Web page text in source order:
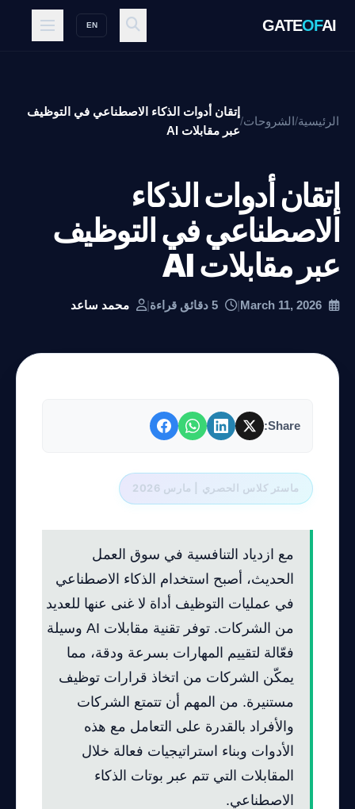
GATEOFAI
EN
الرئيسية/الشروحات/
إتقان أدوات الذكاء الاصطناعي في التوظيف
عبر مقابلات AI
إتقان أدوات الذكاء
الاصطناعي في التوظيف
عبر مقابلات AI
|
| محمد ساعد
Share:
ماستر كلاس الحصري | مارس 2026
مع ازدياد التنافسية في سوق العمل
الحديث، أصبح استخدام الذكاء الاصطناعي
في عمليات التوظيف أداة لا غنى عنها للعديد
من الشركات. توفر تقنية مقابلات AI وسيلة
فعّالة لتقييم المهارات بسرعة ودقة، مما
يمكّن الشركات من اتخاذ قرارات توظيف
مستنيرة. من المهم أن تتمتع الشركات
والأفراد بالقدرة على التعامل مع هذه
الأدوات وبناء استراتيجيات فعالة خلال
المقابلات التي تتم عبر بوتات الذكاء
الاصطناعي.